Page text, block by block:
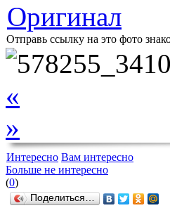
Оригинал
Отправь ссылку на это фото
«
»
Интересно Вам интересно
Больше не интересно
(0)
Поделиться…